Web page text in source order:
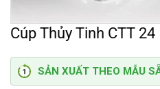
Cúp Thủy Tinh CTT 24
SẢN XUẤT THEO MẪU